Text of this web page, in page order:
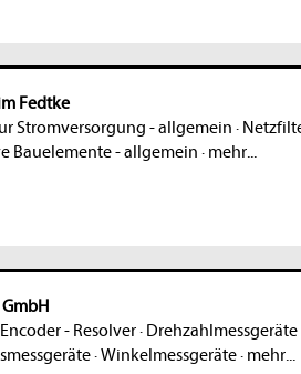
Fedtke
Stromversorgung - allgemein ·
Bauelemente - allgemein · mehr...
- Resolver· Drehzahlmessgeräte
·Winkelmessgeräte· mehr...